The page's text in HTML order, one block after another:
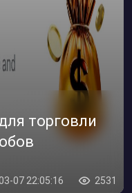
торговли
07 22:05:16 2531